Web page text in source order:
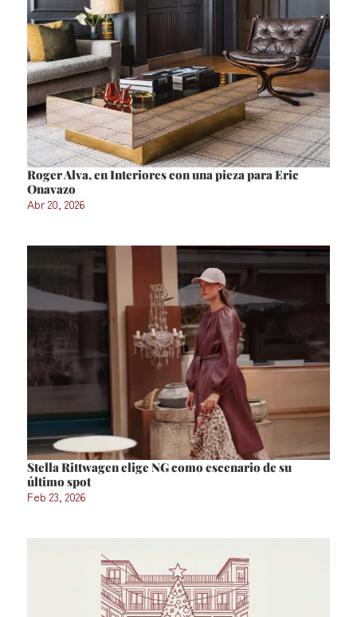
Roger Alva, en Interiores con una pieza para Eric
Onavazo
Abr 20, 2026
Stella Rittwagen elige NG como escenario de su
último spot
Feb 23, 2026